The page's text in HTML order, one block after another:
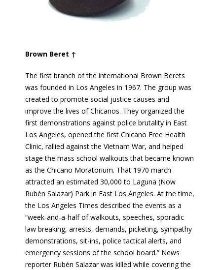
Brown Beret ↑
The first branch of the international Brown Berets
was founded in Los Angeles in 1967. The group was
created to promote social justice causes and
improve the lives of Chicanos. They organized the
first demonstrations against police brutality in East
Los Angeles, opened the first Chicano Free Health
Clinic, rallied against the Vietnam War, and helped
stage the mass school walkouts that became known
as the Chicano Moratorium. That 1970 march
attracted an estimated 30,000 to Laguna (Now
Rubén Salazar) Park in East Los Angeles. At the time,
the Los Angeles Times described the events as a
“week-and-a-half of walkouts, speeches, sporadic
law breaking, arrests, demands, picketing, sympathy
demonstrations, sit-ins, police tactical alerts, and
emergency sessions of the school board.” News
reporter Rubén Salazar was killed while covering the